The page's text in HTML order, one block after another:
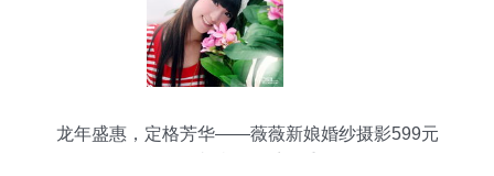
龙年盛惠，定格芳华——薇薇新娘婚纱摄影599元